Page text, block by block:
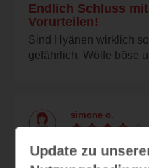
Endlich Schluss
Vorurteilen!
Sind Hyänen wirklich
gefährlich, Wölfe böse
simone o.
Nettes Buch um
Update zu